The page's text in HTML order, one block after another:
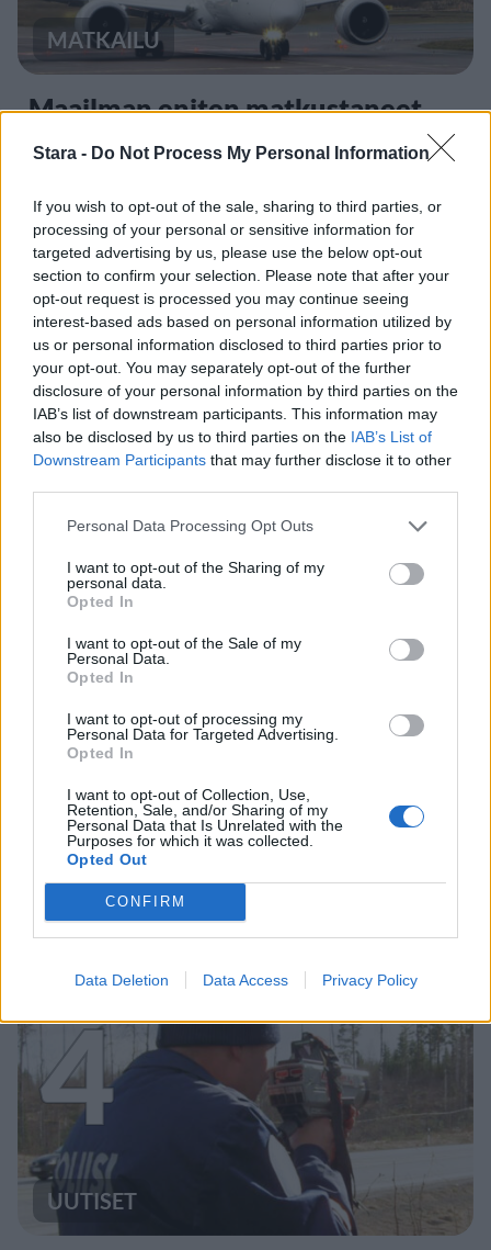
Stara - Do Not Process My Personal Information
If you wish to opt-out of the sale, sharing to third parties, or
processing of your personal or sensitive information for
targeted advertising by us, please use the below opt-out
section to confirm your selection. Please note that after your
opt-out request is processed you may continue seeing
interest-based ads based on personal information utilized by
us or personal information disclosed to third parties prior to
your opt-out. You may separately opt-out of the further
disclosure of your personal information by third parties on the
IAB’s list of downstream participants. This information may
also be disclosed by us to third parties on the IAB’s List of
Downstream Participants that may further disclose it to other
Personal Data Processing Opt Outs
I want to opt-out of the Sharing of my
personal data.
Opted In
I want to opt-out of the Sale of my
Personal Data.
Opted In
I want to opt-out of processing my
Personal Data for Targeted Advertising.
Opted In
I want to opt-out of Collection, Use,
Retention, Sale, and/or Sharing of my
Personal Data that Is Unrelated with the
Purposes for which it was collected.
Opted Out
CONFIRM
Data Deletion Data Access Privacy Policy
MATKAILU
Maailman eniten matkustaneet
valitsivat suosikkikohteensa –
yllättävä voittaja
2
UUTISET
Kela voi leikata tukia
3
UUTISET
F/A-18 Hornet jyrähtää ylilennolle
Jyväskylässä – katuja suljetaan
4
UUTISET